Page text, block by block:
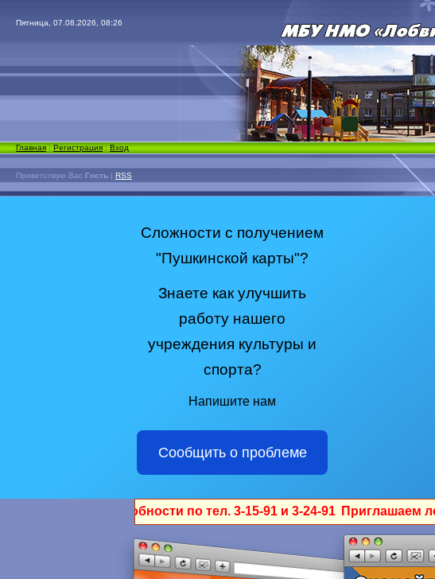
Пятница, 07.08.2026, 08:26
Главная|Регистрация|Вход
Приветствую Вас Гость | RSS
Сложности с получением
"Пушкинской карты"?
Знаете как улучшить
работу нашего
учреждения культуры и
спорта?
Напишите нам
Сообщить о проблеме
по тел. 3-15-91 и 3-24-91Приглашаем лобвинцев от 4 лет